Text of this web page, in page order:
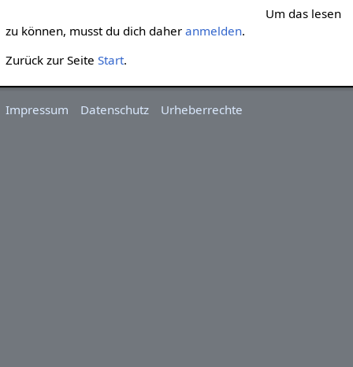
Um das lesen
zu können, musst du dich daher anmelden.
Zurück zur Seite Start.
Impressum Datenschutz Urheberrechte